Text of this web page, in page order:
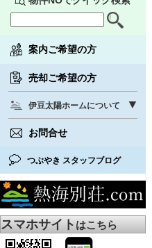
案内ご希望の方
売却ご希望の方
伊豆太陽ホームについて
お問合せ
つぶやき スタッフブログ
スマホサイトはこちら